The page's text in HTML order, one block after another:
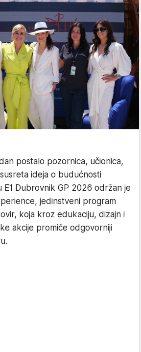
postalo pozornica, učionica,
ideja o budućnosti
E1 Dubrovnik GP 2026 održan je
jedinstveni program
koja kroz edukaciju, dizajn i
akcije promiče odgovorniji